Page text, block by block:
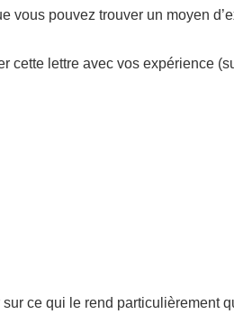
vous pouvez trouver un moyen
cette lettre avec vos expérience
ce qui le rend particulièrement